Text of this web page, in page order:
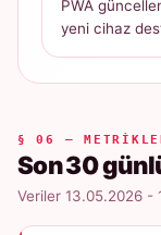
PWA
yeni cihaz
§ 06 —
Son 30
Veriler 13.05.2026 -